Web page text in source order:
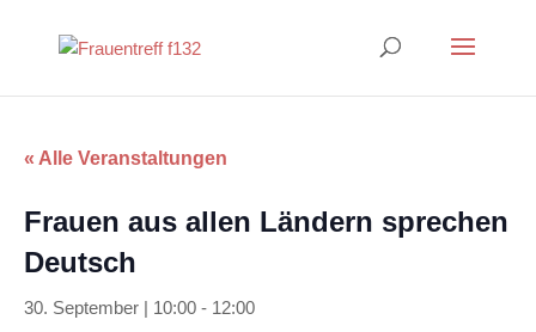
« Alle Veranstaltungen
Frauen aus allen Ländern sprechen
Deutsch
30. September | 10:00 - 12:00